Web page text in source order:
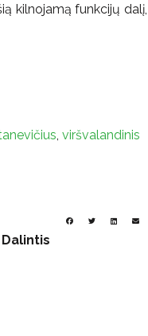
kilnojamą funkcijų dalį,
viršvalandinis
Dalintis